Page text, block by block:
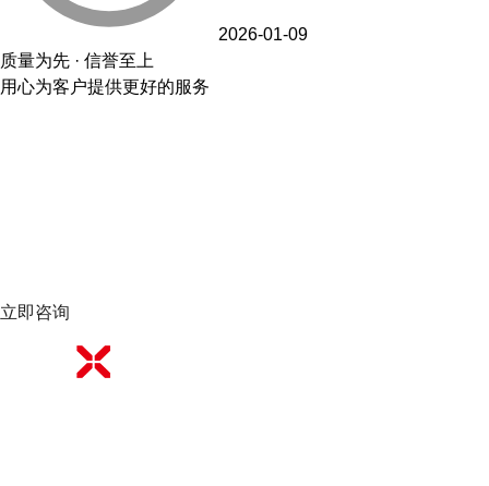
2026-01-09
质量为先 · 信誉至上
用心为客户提供更好的服务
立即咨询